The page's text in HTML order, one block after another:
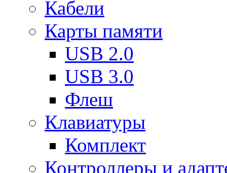
Кабели
Карты памяти
USB 2.0
USB 3.0
Флеш
Клавиатуры
Комплект
Контроллеры и